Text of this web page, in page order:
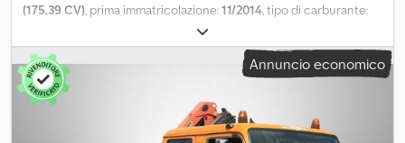
(175,39 CV), prima immatricolazione:11/2014, tipo di carburante:
7.490 kg
ingranaggio:automatico, classe di emissione:Euro 6, numero di
posti:7, lunghezza totale: , larghezza totale: 2.550 mm,
altezza totale:
lunghezza spazio di carico:
3.800 mm
, altezza vano di carico:400 mm, Equipaggiamento:
Annuncio economico